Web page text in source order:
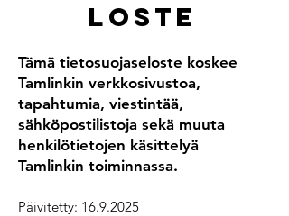
loste
Tämä tietosuojaseloste koskee
Tamlinkin verkkosivustoa,
tapahtumia, viestintää,
sähköpostilistoja sekä muuta
henkilötietojen käsittelyä
Tamlinkin toiminnassa.
Päivitetty: 16.9.2025